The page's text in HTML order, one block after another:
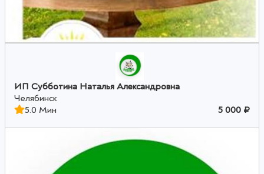
ИП Субботина Наталья Александровна
Челябинск
5.0 Мин
5 000 ₽